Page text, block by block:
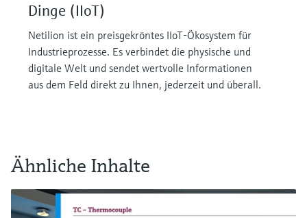
Dinge (IIoT)
Netilion ist ein preisgekröntes IIoT-Ökosystem für
Industrieprozesse. Es verbindet die physische und
digitale Welt und sendet wertvolle Informationen
aus dem Feld direkt zu Ihnen, jederzeit und überall.
Ähnliche Inhalte